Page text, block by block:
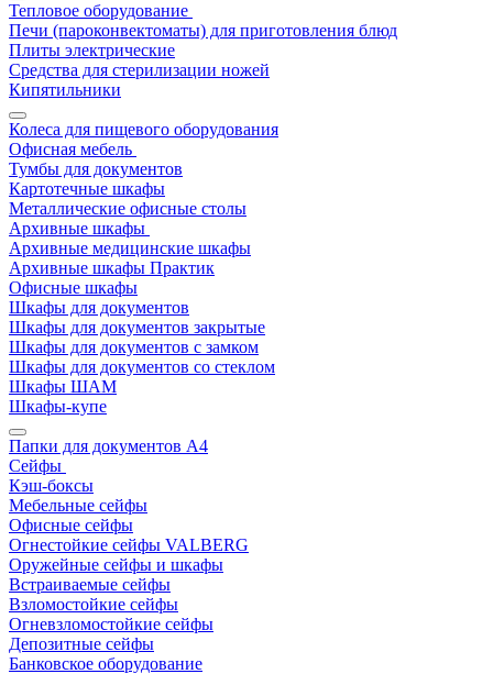
Тепловое оборудование
Печи (пароконвектоматы) для приготовления блюд
Плиты электрические
Средства для стерилизации ножей
Кипятильники
Колеса для пищевого оборудования
Офисная мебель
Тумбы для документов
Картотечные шкафы
Металлические офисные столы
Архивные шкафы
Архивные медицинские шкафы
Архивные шкафы Практик
Офисные шкафы
Шкафы для документов
Шкафы для документов закрытые
Шкафы для документов с замком
Шкафы для документов со стеклом
Шкафы ШАМ
Шкафы-купе
Папки для документов A4
Сейфы
Кэш-боксы
Мебельные сейфы
Офисные сейфы
Огнестойкие сейфы VALBERG
Оружейные сейфы и шкафы
Встраиваемые сейфы
Взломостойкие сейфы
Огневзломостойкие сейфы
Депозитные сейфы
Банковское оборудование